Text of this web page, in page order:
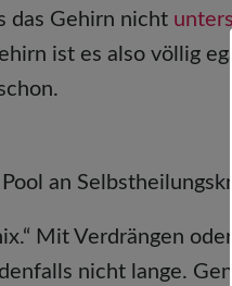
das Gehirn nicht
ist es also völlig
an
Mit Verdrängen
nicht lange.